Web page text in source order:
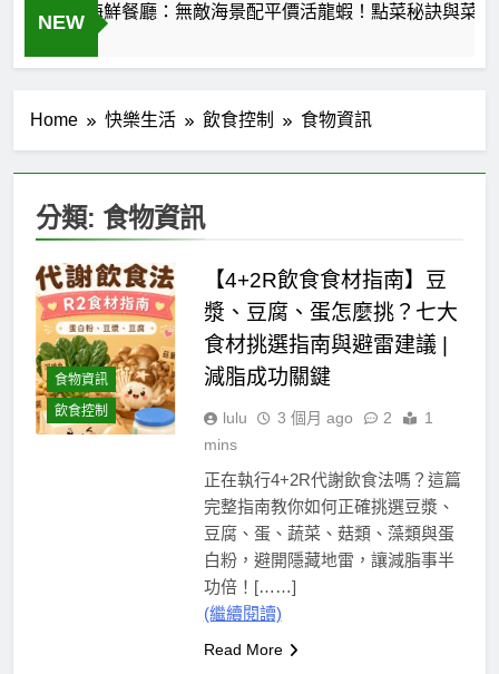
NEW
龍蝦海鮮餐廳：無敵海景配平價活龍蝦！點菜秘訣與菜單
Home 快樂生活 飲食控制 食物資訊
分類: 食物資訊
食物資訊
飲食控制
【4+2R飲食食材指南】豆
漿、豆腐、蛋怎麼挑？七大
食材挑選指南與避雷建議 |
減脂成功關鍵
lulu 3 個月 ago 2
1
mins
正在執行4+2R代謝飲食法嗎？這篇
完整指南教你如何正確挑選豆漿、
豆腐、蛋、蔬菜、菇類、藻類與蛋
白粉，避開隱藏地雷，讓減脂事半
功倍！[……]
(繼續閱讀)
Read More